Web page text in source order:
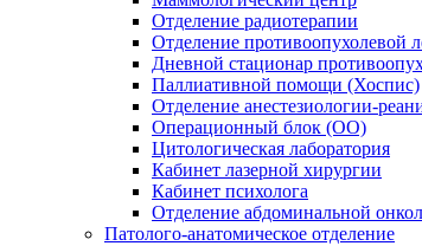
Отделение радиотерапии
Отделение противоопухолевой
Дневной стационар
Паллиативной помощи (Хоспис)
Отделение анестезиологии-
Операционный блок (ОО)
Цитологическая лаборатория
Кабинет лазерной хирургии
Кабинет психолога
Отделение абдоминальной
Патолого-анатомическое отделение